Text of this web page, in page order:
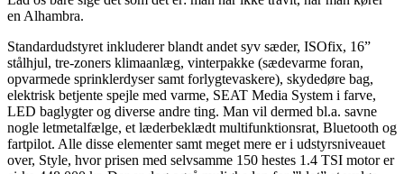
en Alhambra.
Standardudstyret inkluderer blandt andet syv sæder, ISOfix, 16”
stålhjul, tre-zoners klimaanlæg, vinterpakke (sædevarme foran,
opvarmede sprinklerdyser samt forlygtevaskere), skydedøre bag,
elektrisk betjente spejle med varme, SEAT Media System i farve,
LED baglygter og diverse andre ting. Man vil dermed bl.a. savne
nogle letmetalfælge, et læderbeklædt multifunktionsrat, Bluetooth og
fartpilot. Alle disse elementer samt meget mere er i udstyrsniveauet
over, Style, hvor prisen med selvsamme 150 hestes 1.4 TSI motor er